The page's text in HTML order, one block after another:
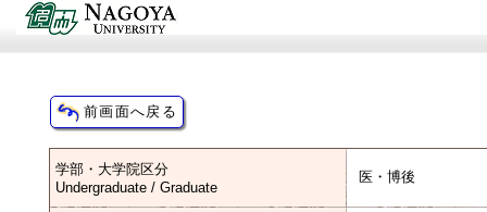
学部・大学院区分
Undergraduate / Graduate
医・博後